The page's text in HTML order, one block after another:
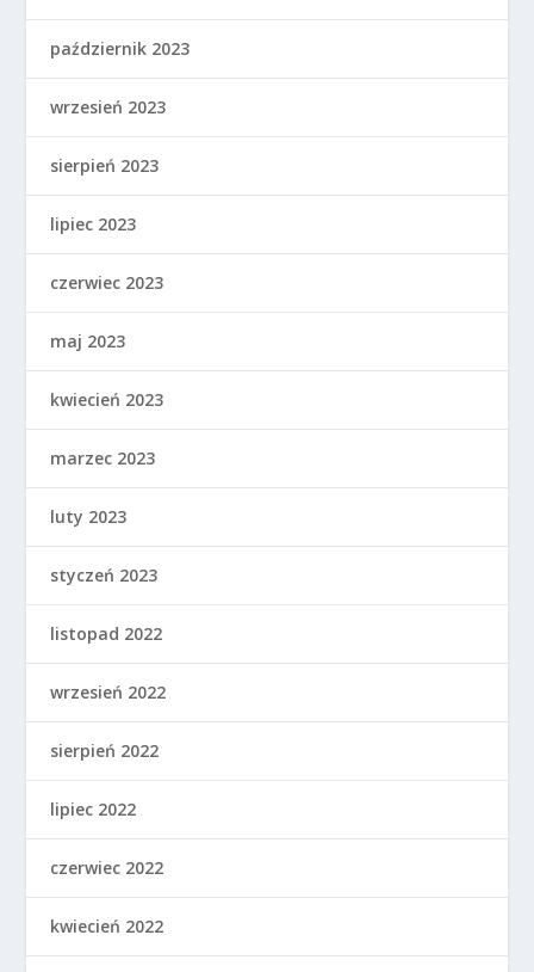
październik 2023
wrzesień 2023
sierpień 2023
lipiec 2023
czerwiec 2023
maj 2023
kwiecień 2023
marzec 2023
luty 2023
styczeń 2023
listopad 2022
wrzesień 2022
sierpień 2022
lipiec 2022
czerwiec 2022
kwiecień 2022